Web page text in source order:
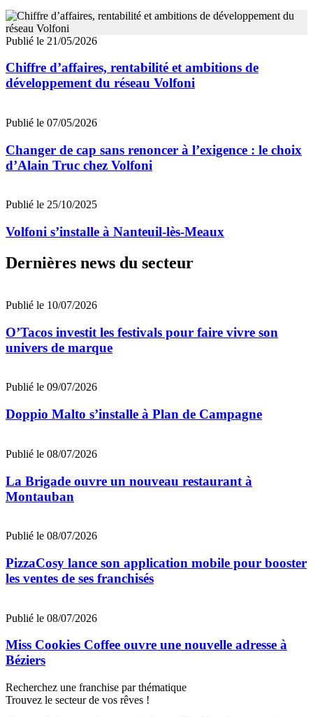
Publié le 21/05/2026
Chiffre d’affaires, rentabilité et ambitions de
développement du réseau Volfoni
Publié le 07/05/2026
Changer de cap sans renoncer à l’exigence : le choix
d’Alain Truc chez Volfoni
Publié le 25/10/2025
Volfoni s’installe à Nanteuil-lès-Meaux
Dernières news du secteur
Publié le 10/07/2026
O’Tacos investit les festivals pour faire vivre son
univers de marque
Publié le 09/07/2026
Doppio Malto s’installe à Plan de Campagne
Publié le 08/07/2026
La Brigade ouvre un nouveau restaurant à
Montauban
Publié le 08/07/2026
PizzaCosy lance son application mobile pour booster
les ventes de ses franchisés
Publié le 08/07/2026
Miss Cookies Coffee ouvre une nouvelle adresse à
Béziers
Recherchez une franchise par thématique
Trouvez le secteur de vos rêves !